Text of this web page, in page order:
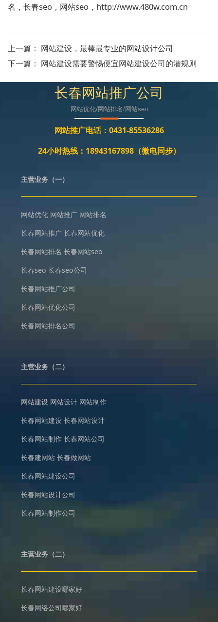
名 ， 长春seo ， 网站seo ， http://www.480w.com.cn
上一篇： 网站建设，最棒最专业的网站设计公司
下一篇： 网站建设需要警惕便宜网站建设公司的潜规则
长春网站推广公司
网站优化/网站排名/网站seo
网站推广电话：0431-85536286
24小时热线：18943167898（微电同步）
主营业务（一）
网站优化 网站推广 网站排名
长春网站推广 长春网站优化
长春网站排名 长春网站seo
长春seo 长春seo公司
长春网站推广公司
长春网站优化公司
长春网站排名公司
主营业务（二）
网站建设 网站设计 网站制作
长春网站建设 长春网站设计
长春网站制作 长春网站公司
长春建网站 长春做网站
长春网站建设公司
长春网站设计公司
长春网站制作公司
主营业务（二）
长春网站建设哪家好
长春网络公司哪家好